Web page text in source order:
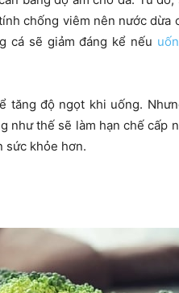
chống viêm nên nước dừa
cá sẽ giảm đáng kể nếu
tăng độ ngọt khi uống.
như thế sẽ làm hạn chế cấp
sức khỏe hơn.